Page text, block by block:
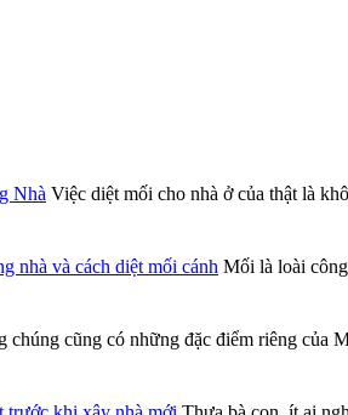
Nhà Việc diệt mối cho nhà ở của thật là
nhà và cách diệt mối cánh Mối là loài
chúng cũng có những đặc điểm riêng của